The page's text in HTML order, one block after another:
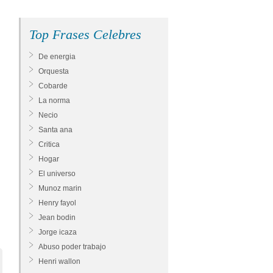
Top Frases Celebres
De energia
Orquesta
Cobarde
La norma
Necio
Santa ana
Critica
Hogar
El universo
Munoz marin
Henry fayol
Jean bodin
Jorge icaza
Abuso poder trabajo
Henri wallon